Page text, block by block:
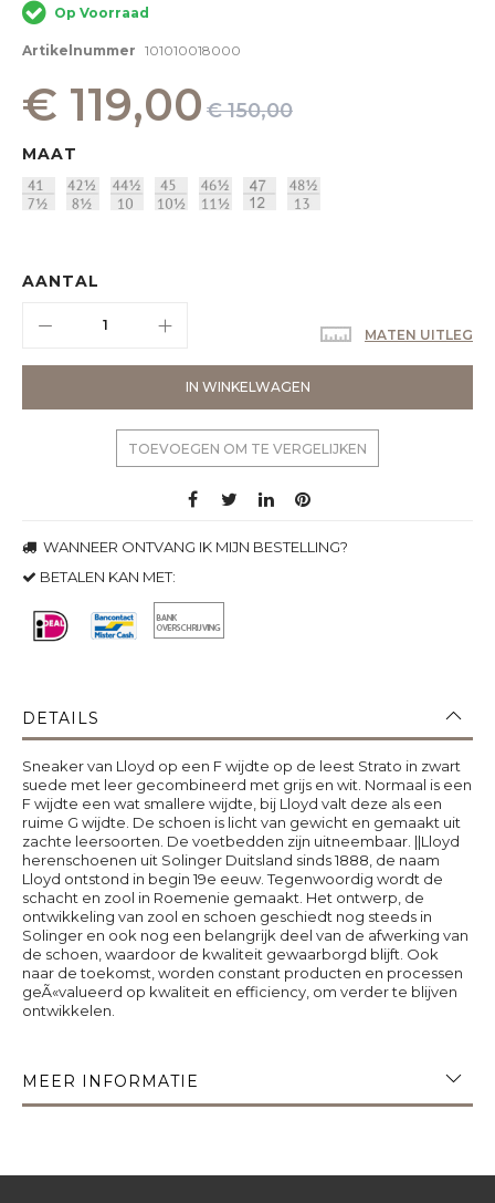
van
de
afbeeldingen-
Op Voorraad
Artikelnummer 101010018000
€ 119,00 € 150,00
MAAT
AANTAL
IN WINKELWAGEN
MATEN UITLEG
TOEVOEGEN OM TE VERGELIJKEN
WANNEER ONTVANG IK MIJN BESTELLING?
BETALEN KAN MET:
DETAILS
Sneaker van Lloyd op een F wijdte op de leest Strato in zwart
suede met leer gecombineerd met grijs en wit. Normaal is een
F wijdte een wat smallere wijdte, bij Lloyd valt deze als een
ruime G wijdte. De schoen is licht van gewicht en gemaakt uit
zachte leersoorten. De voetbedden zijn uitneembaar. ||Lloyd
herenschoenen uit Solinger Duitsland sinds 1888, de naam
Lloyd ontstond in begin 19e eeuw. Tegenwoordig wordt de
schacht en zool in Roemenie gemaakt. Het ontwerp, de
ontwikkeling van zool en schoen geschiedt nog steeds in
Solinger en ook nog een belangrijk deel van de afwerking van
de schoen, waardoor de kwaliteit gewaarborgd blijft. Ook
naar de toekomst, worden constant producten en processen
geÃ«valueerd op kwaliteit en efficiency, om verder te blijven
ontwikkelen.
MEER INFORMATIE